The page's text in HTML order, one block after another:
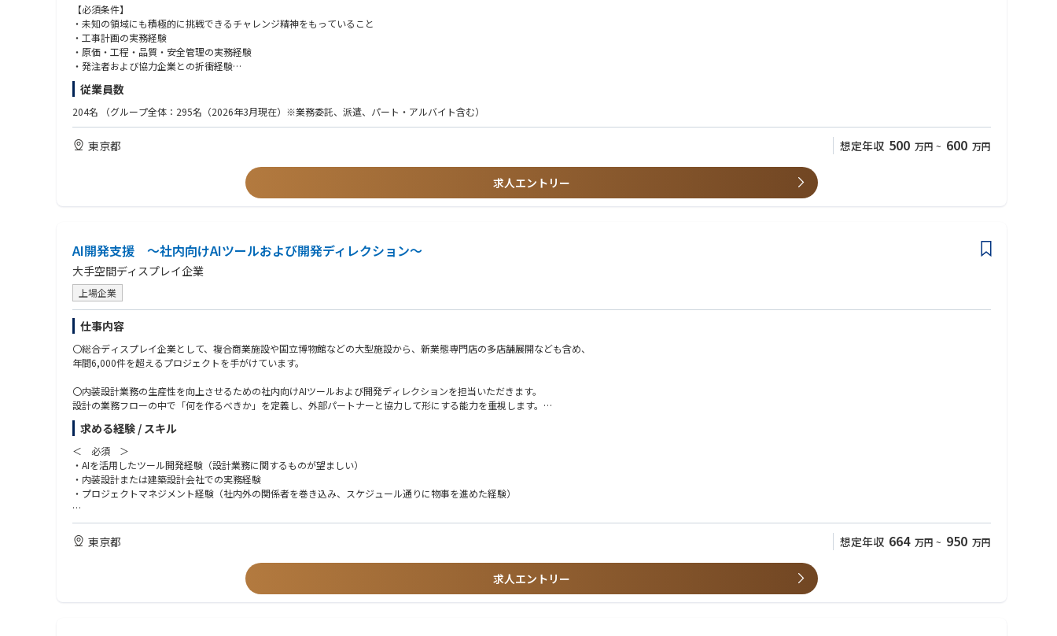
【職務内容詳細】
※最初からすべてを一人で行うわけではありません。
※しかし、補助ではなく、主担当業務として進めていただきます。
・蓄電所建設に関わる計画内容の整理
・機器配置や工事スケジュールの確認・調整
・施工計画書など、工事に必要な資料の作成
■ 見積・コスト管理
・工事内容・スケジュールの調整
・工事完了時の検収対応
→「指示を出す仕事」ではなく一緒に進めるための調整役です。
■ 図面・資料作成
・施工図の作成・修正
・CADを使った図面作成
・工事関連書類の作成
→ CAD未経験でも、操作から学べる環境があります。
■ 現場対応・支援
・必要に応じた現地対応
・工事に伴う各種書類対応
→ 就業先は東京本社業務が中心です。
【必須条件】
・未知の領域にも積極的に挑戦できるチャレンジ精神をもっていること
・工事計画の実務経験
・原価・工程・品質・安全管理の実務経験
・発注者および協力企業との折衝経験
・ 電気設備工事に関する幅広く深い知識
・ 関連法規、補助金・助成金制度の理解
・ 業務を円滑に進めるための調整力・管理能力
【歓迎条件】
・重電工事（GIS・Tr輸送・据付）の施工管理経験
・第一種電気工事士
・第二種電気工事士
・1級電気工事施工管理技士
・2級電気工事施工管理技士
従業員数
204名 （グループ全体：295名（2026年3月現在）※業務委託、派遣、パート・アルバイト含む）
東京都 想定年収 500 万円 ~ 600 万円
求人エントリー
AI開発支援 ～社内向けAIツールおよび開発ディレクション～
大手空間ディスプレイ企業
上場企業
仕事内容
〇総合ディスプレイ企業として、複合商業施設や国立博物館などの大型施設から、新業態専門店の多店舗展開なども含め、
年間6,000件を超えるプロジェクトを手がけています。
〇内装設計業務の生産性を向上させるための社内向けAIツールおよび開発ディレクションを担当いただきます。
設計の業務フローの中で「何を作るべきか」を定義し、外部パートナーと協力して形にする能力を重視します。
＜ 主な業務内容 ＞
・設計者へのヒアリングを通じ、自動化・効率化が可能な業務（積算、マテリアル選定、パース生成、図面チェック等）を特定
・ツール・AI開発の企画立案（設計者へのヒアリングに基づく）
・外部開発ベンダーのマネジメント、協業会社へのディレクション、進捗管理、クオリティコントロール
・社内実装開発したツールの社内導入支援
・最新技術のR&D 国内外の建設テック・AI技術の調査と、自社業務への適用検討
＜ キャリアイメージ ＞
・入社～２年後：特定の工程（設計者ヒアリングに基づく）に特化した小規模なAI・効率化ツールを1〜2件リリースし、社内でのAI活用を開始
・３～４年後 ：AIによるデザイン支援やBIMデータと基幹システムの連携など、より難易度の高い開発を主導／社内の「働き方」そのものをアップデートする方向で実装を開始
・５年後～ ：AI戦略全般を統括するリーダーとして、全体の生産性を底上げする「技術戦略の要」としての立場を期待します
求める経験 / スキル
＜ 必須 ＞
・AIを活用したツール開発経験（設計業務に関するものが望ましい）
・内装設計または建築設計会社での実務経験
・プロジェクトマネジメント経験（社内外の関係者を巻き込み、スケジュール通りに物事を進めた経験）
＜ 尚可 ＞
・Revit APIを使ったプログラム開発経験
・外部ベンダーへの発注・ディレクション経験
・BIMマネージャー/BIMコーディネーターとしての実務経験
・AIを業務に活用した経験や、プロンプトエンジニアリングの知識
東京都 想定年収 664 万円 ~ 950 万円
求人エントリー